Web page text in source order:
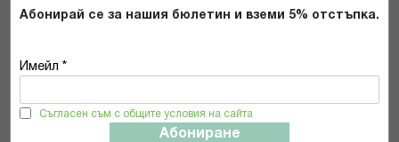
Абонирай се за нашия бюлетин и вземи 5% отстъпка.
Имейл *
Съгласен съм с общите условия на сайта
Абониране
Прочетох и се съгласявам с
ИЗПРАТИ